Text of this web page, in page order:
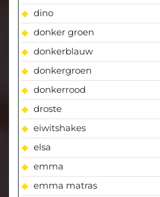
dino
donker groen
donkerblauw
donkergroen
donkerrood
droste
eiwitshakes
elsa
emma
emma matras